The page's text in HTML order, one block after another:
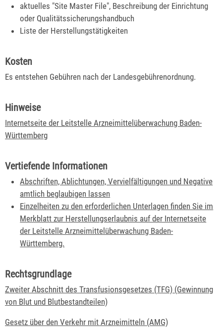
aktuelles "Site Master File", Beschreibung der Einrichtung
oder Qualitätssicherungshandbuch
Liste der Herstellungstätigkeiten
Kosten
Es entstehen Gebühren nach der Landesgebührenordnung.
Hinweise
Internetseite der Leitstelle Arzneimittelüberwachung Baden-
Württemberg
Vertiefende Informationen
Abschriften, Ablichtungen, Vervielfältigungen und Negative
amtlich beglaubigen lassen
Einzelheiten zu den erforderlichen Unterlagen finden Sie im
Merkblatt zur Herstellungserlaubnis auf der Internetseite
der Leitstelle Arzneimittelüberwachung Baden-
Württemberg.
Rechtsgrundlage
Zweiter Abschnitt des Transfusionsgesetzes (TFG) (Gewinnung
von Blut und Blutbestandteilen)
Gesetz über den Verkehr mit Arzneimitteln (AMG)